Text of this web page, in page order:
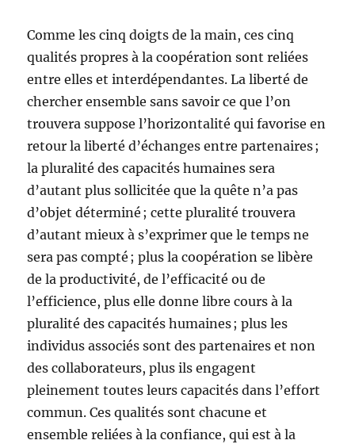
Comme les cinq doigts de la main, ces cinq
qualités propres à la coopération sont reliées
entre elles et interdépendantes. La liberté de
chercher ensemble sans savoir ce que l’on
trouvera suppose l’horizontalité qui favorise en
retour la liberté d’échanges entre partenaires ;
la pluralité des capacités humaines sera
d’autant plus sollicitée que la quête n’a pas
d’objet déterminé ; cette pluralité trouvera
d’autant mieux à s’exprimer que le temps ne
sera pas compté ; plus la coopération se libère
de la productivité, de l’efficacité ou de
l’efficience, plus elle donne libre cours à la
pluralité des capacités humaines ; plus les
individus associés sont des partenaires et non
des collaborateurs, plus ils engagent
pleinement toutes leurs capacités dans l’effort
commun. Ces qualités sont chacune et
ensemble reliées à la confiance, qui est à la